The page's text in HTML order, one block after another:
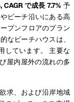
で成長 7.7% 予
ビーチ沿いにある高
プンフロアのプラン
なビーチハウスは、
しています。 主要な
屋内屋外の流れの多
求、および沿岸地域